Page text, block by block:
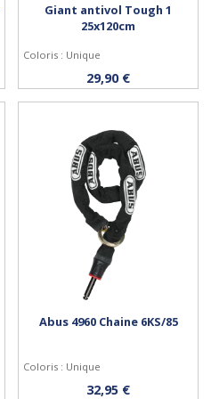
Acheter
Giant antivol Tough 1
25x120cm
Coloris : Unique
29,90 €
Acheter
Abus 4960 Chaine 6KS/85
Coloris : Unique
32,95 €